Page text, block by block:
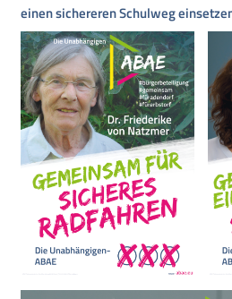
einen sichereren Schulweg